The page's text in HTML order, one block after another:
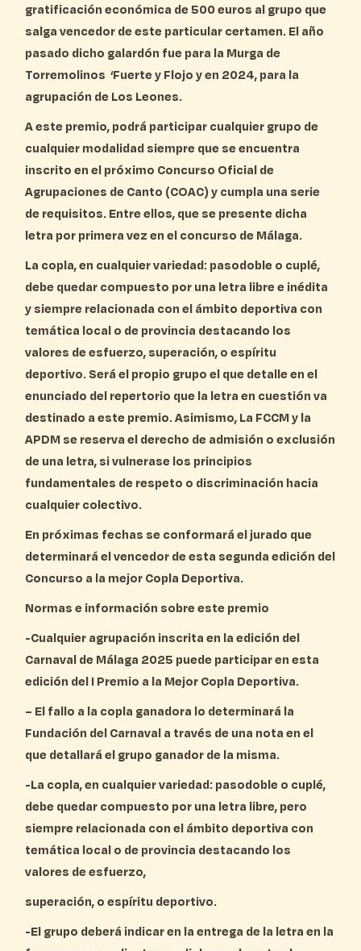
gratificación económica de 500 euros al grupo que
salga vencedor de este particular certamen. El año
pasado dicho galardón fue para la Murga de
Torremolinos ‘Fuerte y Flojo y en 2024, para la
agrupación de Los Leones.
A este premio, podrá participar cualquier grupo de
cualquier modalidad siempre que se encuentra
inscrito en el próximo Concurso Oficial de
Agrupaciones de Canto (COAC) y cumpla una serie
de requisitos. Entre ellos, que se presente dicha
letra por primera vez en el concurso de Málaga.
La copla, en cualquier variedad: pasodoble o cuplé,
debe quedar compuesto por una letra libre e inédita
y siempre relacionada con el ámbito deportiva con
temática local o de provincia destacando los
valores de esfuerzo, superación, o espíritu
deportivo. Será el propio grupo el que detalle en el
enunciado del repertorio que la letra en cuestión va
destinado a este premio. Asimismo, La FCCM y la
APDM se reserva el derecho de admisión o exclusión
de una letra, si vulnerase los principios
fundamentales de respeto o discriminación hacia
cualquier colectivo.
En próximas fechas se conformará el jurado que
determinará el vencedor de esta segunda edición del
Concurso a la mejor Copla Deportiva.
Normas e información sobre este premio
-Cualquier agrupación inscrita en la edición del
Carnaval de Málaga 2025 puede participar en esta
edición del I Premio a la Mejor Copla Deportiva.
– El fallo a la copla ganadora lo determinará la
Fundación del Carnaval a través de una nota en el
que detallará el grupo ganador de la misma.
-La copla, en cualquier variedad: pasodoble o cuplé,
debe quedar compuesto por una letra libre, pero
siempre relacionada con el ámbito deportiva con
temática local o de provincia destacando los
valores de esfuerzo,
superación, o espíritu deportivo.
-El grupo deberá indicar en la entrega de la letra en la